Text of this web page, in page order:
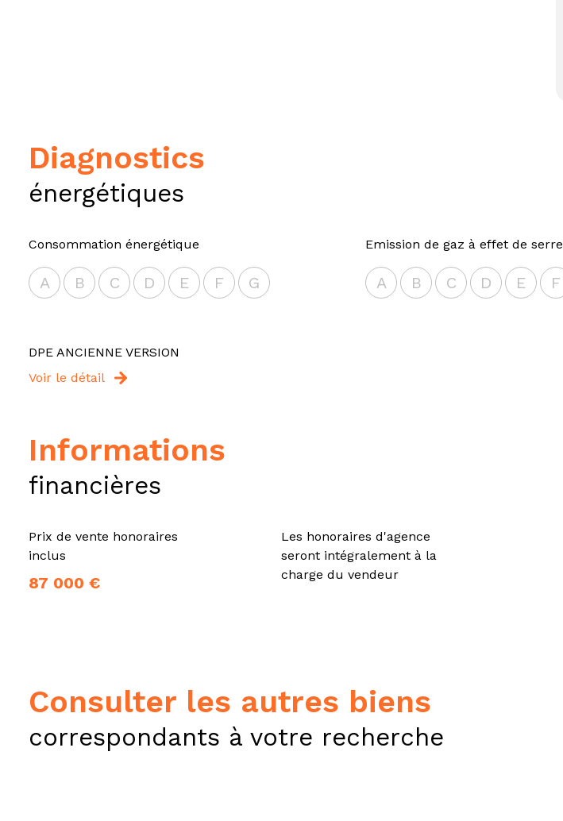
diagnostics
énergétiques
Consommation énergétique
A B C D E F G
Emission de gaz à effet de serre
A B C D E F
DPE ANCIENNE VERSION
Voir le détail
informations
financières
Prix de vente honoraires
inclus
87 000 €
Les honoraires d'agence
seront intégralement à la
charge du vendeur
consulter les autres biens
correspondants à votre recherche